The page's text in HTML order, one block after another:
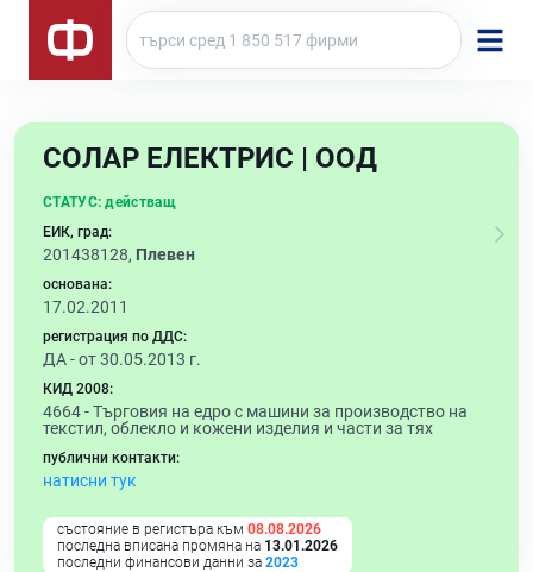
СОЛАР ЕЛЕКТРИС | ООД
СТАТУС: действащ
ЕИК, град:
201438128, Плевен
основана:
17.02.2011
регистрация по ДДС:
ДА - от 30.05.2013 г.
КИД 2008:
4664 -Търговия на едро с машини за производство на
текстил, облекло и кожени изделия и части за тях
публични контакти:
натисни тук
състояние в регистъра към 08.08.2026
последна вписана промяна на 13.01.2026
последни финансови данни за 2023